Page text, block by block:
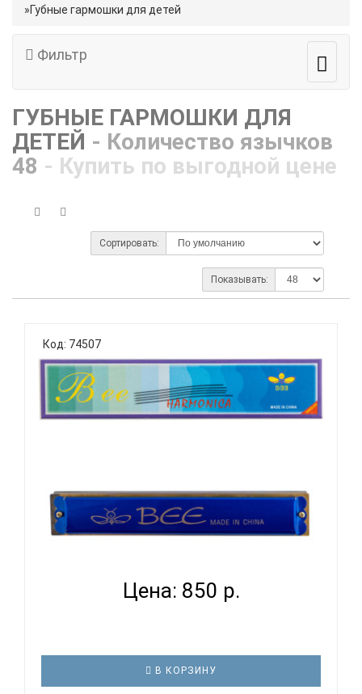
Губные гармошки для детей
Фильтр
ГУБНЫЕ ГАРМОШКИ ДЛЯ
ДЕТЕЙ - Количество язычков
48 - Купить по выгодной цене
Сортировать:
Показывать:
Код: 74507
BEE DF24-1 BLUE - ГУБНАЯ ГАРМОНИКА ТРЕМОЛО...
Цена: 850 р.
В КОРЗИНУ